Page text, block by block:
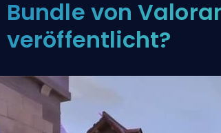
Bundle von
veröffentlicht?